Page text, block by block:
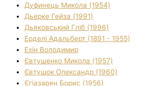
Дуфинець Микола (1954)
Дьерке Гейза (1991)
Дьяковський Гліб (1996)
Ерделі Адальберт (1891 - 1955)
Ехін Володимир
Євтушенко Микола (1957)
Євтушок Олександр (1960)
Єгіазарян Борис (1956)